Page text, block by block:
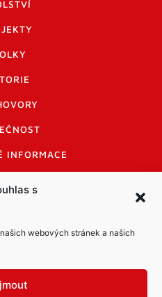
s
webových stránek a našich
INFORMACE
DISKUTUJÍCÍCH
MANUÁL